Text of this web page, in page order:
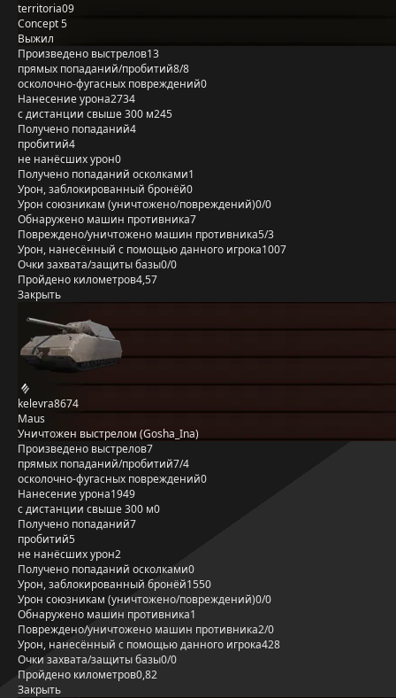
territoria09
Concept 5
Выжил
Произведено выстрелов13
прямых попаданий/пробитий8/8
осколочно-фугасных повреждений0
Нанесение урона2734
с дистанции свыше 300 м245
Получено попаданий4
пробитий4
не нанёсших урон0
Получено попаданий осколками1
Урон, заблокированный бронёй0
Урон союзникам (уничтожено/повреждений)0/0
Обнаружено машин противника7
Повреждено/уничтожено машин противника5/3
Урон, нанесённый с помощью данного игрока1007
Очки захвата/защиты базы0/0
Пройдено километров4,57
Закрыть
kelevra8674
Maus
Уничтожен выстрелом (Gosha_Ina)
Произведено выстрелов7
прямых попаданий/пробитий7/4
осколочно-фугасных повреждений0
Нанесение урона1949
с дистанции свыше 300 м0
Получено попаданий7
пробитий5
не нанёсших урон2
Получено попаданий осколками0
Урон, заблокированный бронёй1550
Урон союзникам (уничтожено/повреждений)0/0
Обнаружено машин противника1
Повреждено/уничтожено машин противника2/0
Урон, нанесённый с помощью данного игрока428
Очки захвата/защиты базы0/0
Пройдено километров0,82
Закрыть